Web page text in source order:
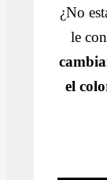
¿No
le
el